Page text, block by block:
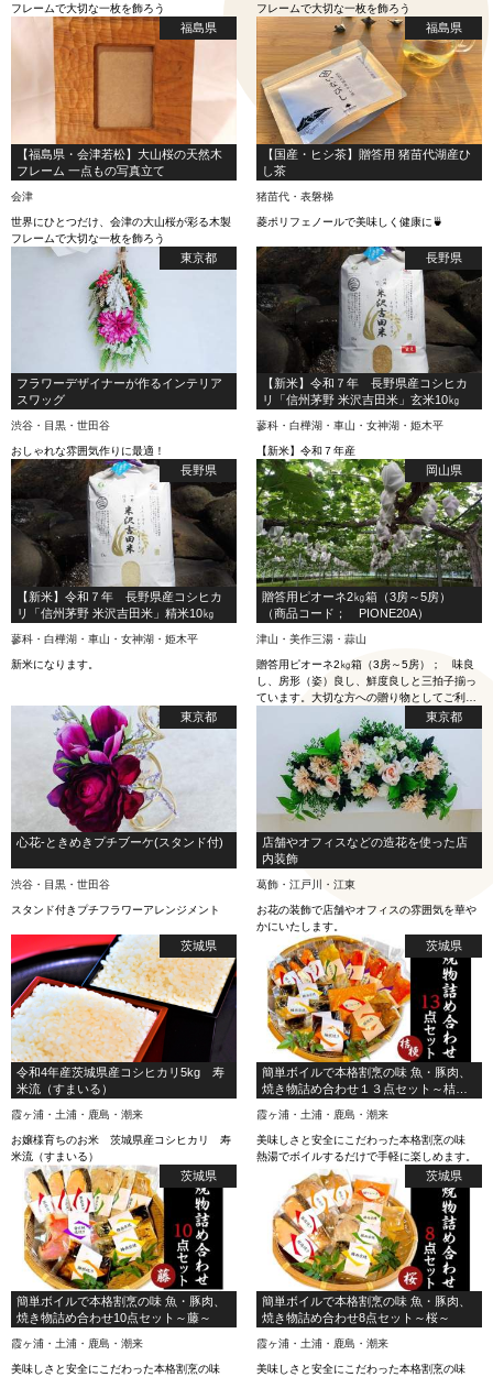
フレームで大切な一枚を飾ろう
フレームで大切な一枚を飾ろう
福島県
【福島県・会津若松】大山桜の天然木
フレーム 一点もの写真立て
会津
世界にひとつだけ、会津の大山桜が彩る木製
フレームで大切な一枚を飾ろう
福島県
【国産・ヒシ茶】贈答用 猪苗代湖産ひ
し茶
猪苗代・表磐梯
菱ポリフェノールで美味しく健康に🍵
東京都
フラワーデザイナーが作るインテリア
スワッグ
渋谷・目黒・世田谷
おしゃれな雰囲気作りに最適！
長野県
【新米】令和７年 長野県産コシヒカ
リ「信州茅野 米沢吉田米」玄米10㎏
蓼科・白樺湖・車山・女神湖・姫木平
【新米】令和７年産
長野県
【新米】令和７年 長野県産コシヒカ
リ「信州茅野 米沢吉田米」精米10㎏
蓼科・白樺湖・車山・女神湖・姫木平
新米になります。
岡山県
贈答用ピオーネ2㎏箱（3房～5房）
（商品コード； PIONE20A）
津山・美作三湯・蒜山
贈答用ピオーネ2㎏箱（3房～5房）； 味良
し、房形（姿）良し、鮮度良しと三拍子揃っ
ています。大切な方への贈り物としてご利用
東京都
心花-ときめきプチブーケ(スタンド付)
渋谷・目黒・世田谷
スタンド付きプチフラワーアレンジメント
東京都
店舗やオフィスなどの造花を使った店
内装飾
葛飾・江戸川・江東
お花の装飾で店舗やオフィスの雰囲気を華や
かにいたします。
茨城県
令和4年産茨城県産コシヒカリ5kg 寿
米流（すまいる）
霞ヶ浦・土浦・鹿島・潮来
お嬢様育ちのお米 茨城県産コシヒカリ 寿
米流（すまいる）
茨城県
簡単ボイルで本格割烹の味 魚・豚肉、
焼き物詰め合わせ１３点セット～桔梗
霞ヶ浦・土浦・鹿島・潮来
美味しさと安全にこだわった本格割烹の味
熱湯でボイルするだけで手軽に楽しめます。
茨城県
簡単ボイルで本格割烹の味 魚・豚肉、
焼き物詰め合わせ10点セット～藤～
霞ヶ浦・土浦・鹿島・潮来
美味しさと安全にこだわった本格割烹の味
茨城県
簡単ボイルで本格割烹の味 魚・豚肉、
焼き物詰め合わせ8点セット～桜～
霞ヶ浦・土浦・鹿島・潮来
美味しさと安全にこだわった本格割烹の味